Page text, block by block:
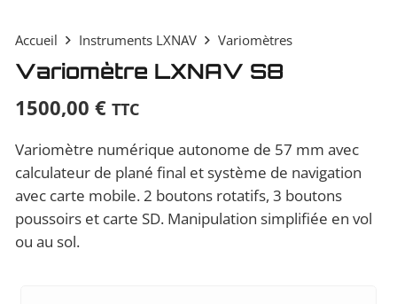
Accueil Instruments LXNAV Variomètres
Variomètre LXNAV S8
1500,00 € TTC
Variomètre numérique autonome de 57 mm avec
calculateur de plané final et système de navigation
avec carte mobile. 2 boutons rotatifs, 3 boutons
poussoirs et carte SD. Manipulation simplifiée en vol
ou au sol.